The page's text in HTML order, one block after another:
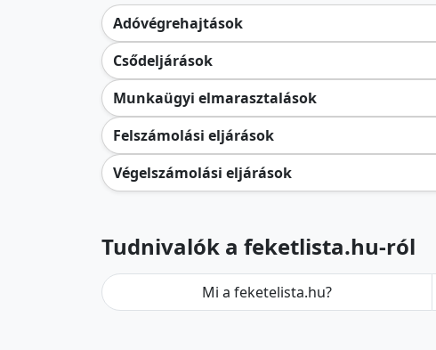
Adóvégrehajtások
Csődeljárások
Munkaügyi elmarasztalások
Felszámolási eljárások
Végelszámolási eljárások
Tudnivalók a feketlista.hu-ról
Mi a feketelista.hu?